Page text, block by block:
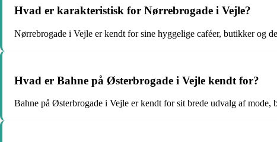
Hvad er karakteristisk for Nørrebrogade i Vejle?
Nørrebrogade i Vejle er kendt for sine hyggelige caféer, butikker og
Hvad er Bahne på Østerbrogade i Vejle kendt for?
Bahne på Østerbrogade i Vejle er kendt for sit brede udvalg af